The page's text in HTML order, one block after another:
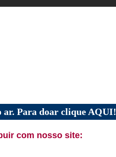
ar. Para doar clique AQUI!
com nosso site: